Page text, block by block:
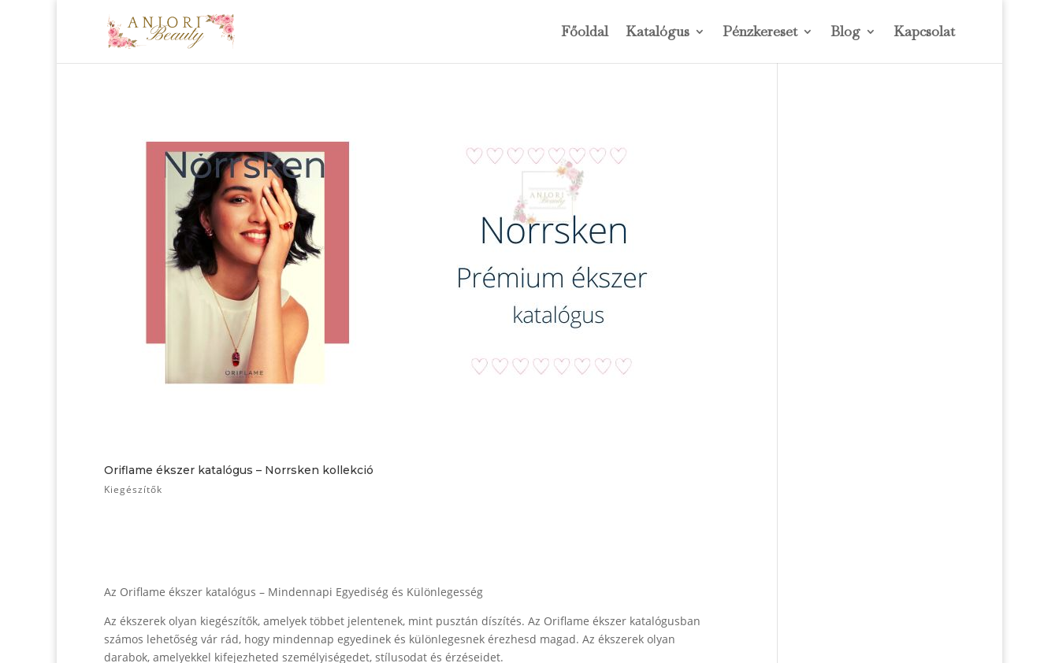
Főoldal Katalógus Pénzkereset Blog Kapcsolat
Oriflame ékszer katalógus – Norrsken kollekció
Kiegészítők
Az Oriflame ékszer katalógus – Mindennapi Egyediség és Különlegesség
Az ékszerek olyan kiegészítők, amelyek többet jelentenek, mint pusztán díszítés. Az Oriflame ékszer katalógusban
számos lehetőség vár rád, hogy mindennap egyedinek és különlegesnek érezhesd magad. Az ékszerek olyan
darabok, amelyekkel kifejezheted személyiségedet, stílusodat és érzéseidet.